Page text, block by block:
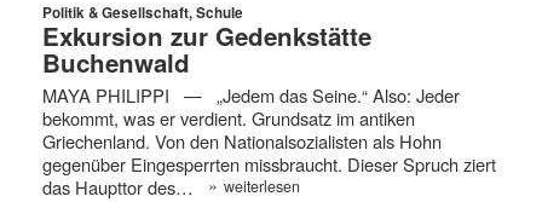
Politik & Gesellschaft, Schule
Exkursion zur Gedenkstätte
Buchenwald
MAYA PHILIPPI — „Jedem das Seine.“ Also: Jeder
bekommt, was er verdient. Grundsatz im antiken
Griechenland. Von den Nationalsozialisten als Hohn
gegenüber Eingesperrten missbraucht. Dieser Spruch ziert
das Haupttor des…
» weiterlesen